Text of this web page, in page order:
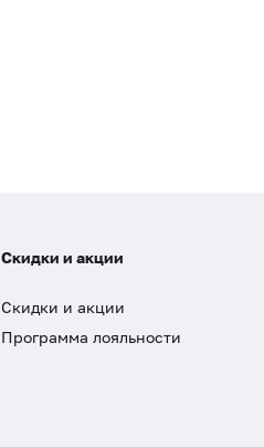
Скидки и акции
Скидки и акции
Программа лояльности